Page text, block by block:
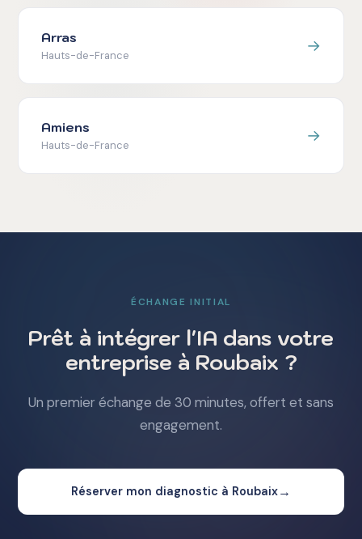
Arras
Hauts-de-France →
Amiens
Hauts-de-France →
ÉCHANGE INITIAL
Prêt à intégrer l'IA dans votre
entreprise à Roubaix ?
Un premier échange de 30 minutes, offert et sans
engagement.
Réserver mon diagnostic à Roubaix→